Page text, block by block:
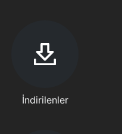
İndirilenler